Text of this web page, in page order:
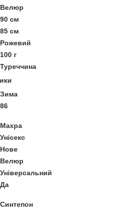
Велюр
90 см
85 см
Рожевий
100 г
Туреччина
Зима
86
Махра
Унісекс
Нове
Велюр
Універсальний
Да
Синтепон